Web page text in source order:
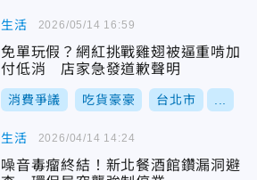
生活
免單玩假？網紅挑戰雞翅被逼重啃加
付低消 店家急發道歉聲明
消費爭議 吃貨豪豪 台北市
2026/05/14 16:59
生活
噪音毒瘤終結！新北餐酒館鑽漏洞避
2026/04/14 14:24